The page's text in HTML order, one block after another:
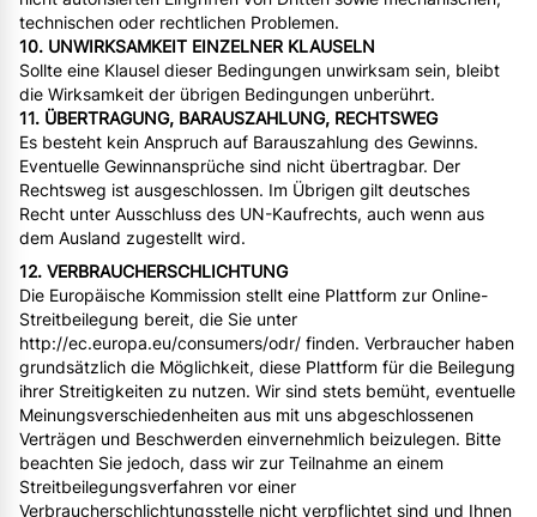
technischen oder rechtlichen Problemen.
10. UNWIRKSAMKEIT EINZELNER KLAUSELN
Sollte eine Klausel dieser Bedingungen unwirksam sein, bleibt
die Wirksamkeit der übrigen Bedingungen unberührt.
11. ÜBERTRAGUNG, BARAUSZAHLUNG, RECHTSWEG
Es besteht kein Anspruch auf Barauszahlung des Gewinns.
Eventuelle Gewinnansprüche sind nicht übertragbar. Der
Rechtsweg ist ausgeschlossen. Im Übrigen gilt deutsches
Recht unter Ausschluss des UN-Kaufrechts, auch wenn aus
dem Ausland zugestellt wird.
12. VERBRAUCHERSCHLICHTUNG
Die Europäische Kommission stellt eine Plattform zur Online-
Streitbeilegung bereit, die Sie unter
http://ec.europa.eu/consumers/odr/ finden. Verbraucher haben
grundsätzlich die Möglichkeit, diese Plattform für die Beilegung
ihrer Streitigkeiten zu nutzen. Wir sind stets bemüht, eventuelle
Meinungsverschiedenheiten aus mit uns abgeschlossenen
Verträgen und Beschwerden einvernehmlich beizulegen. Bitte
beachten Sie jedoch, dass wir zur Teilnahme an einem
Streitbeilegungsverfahren vor einer
Verbraucherschlichtungsstelle nicht verpflichtet sind und Ihnen